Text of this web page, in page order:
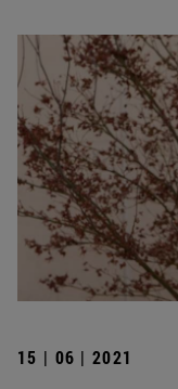
15 | 06 | 2021